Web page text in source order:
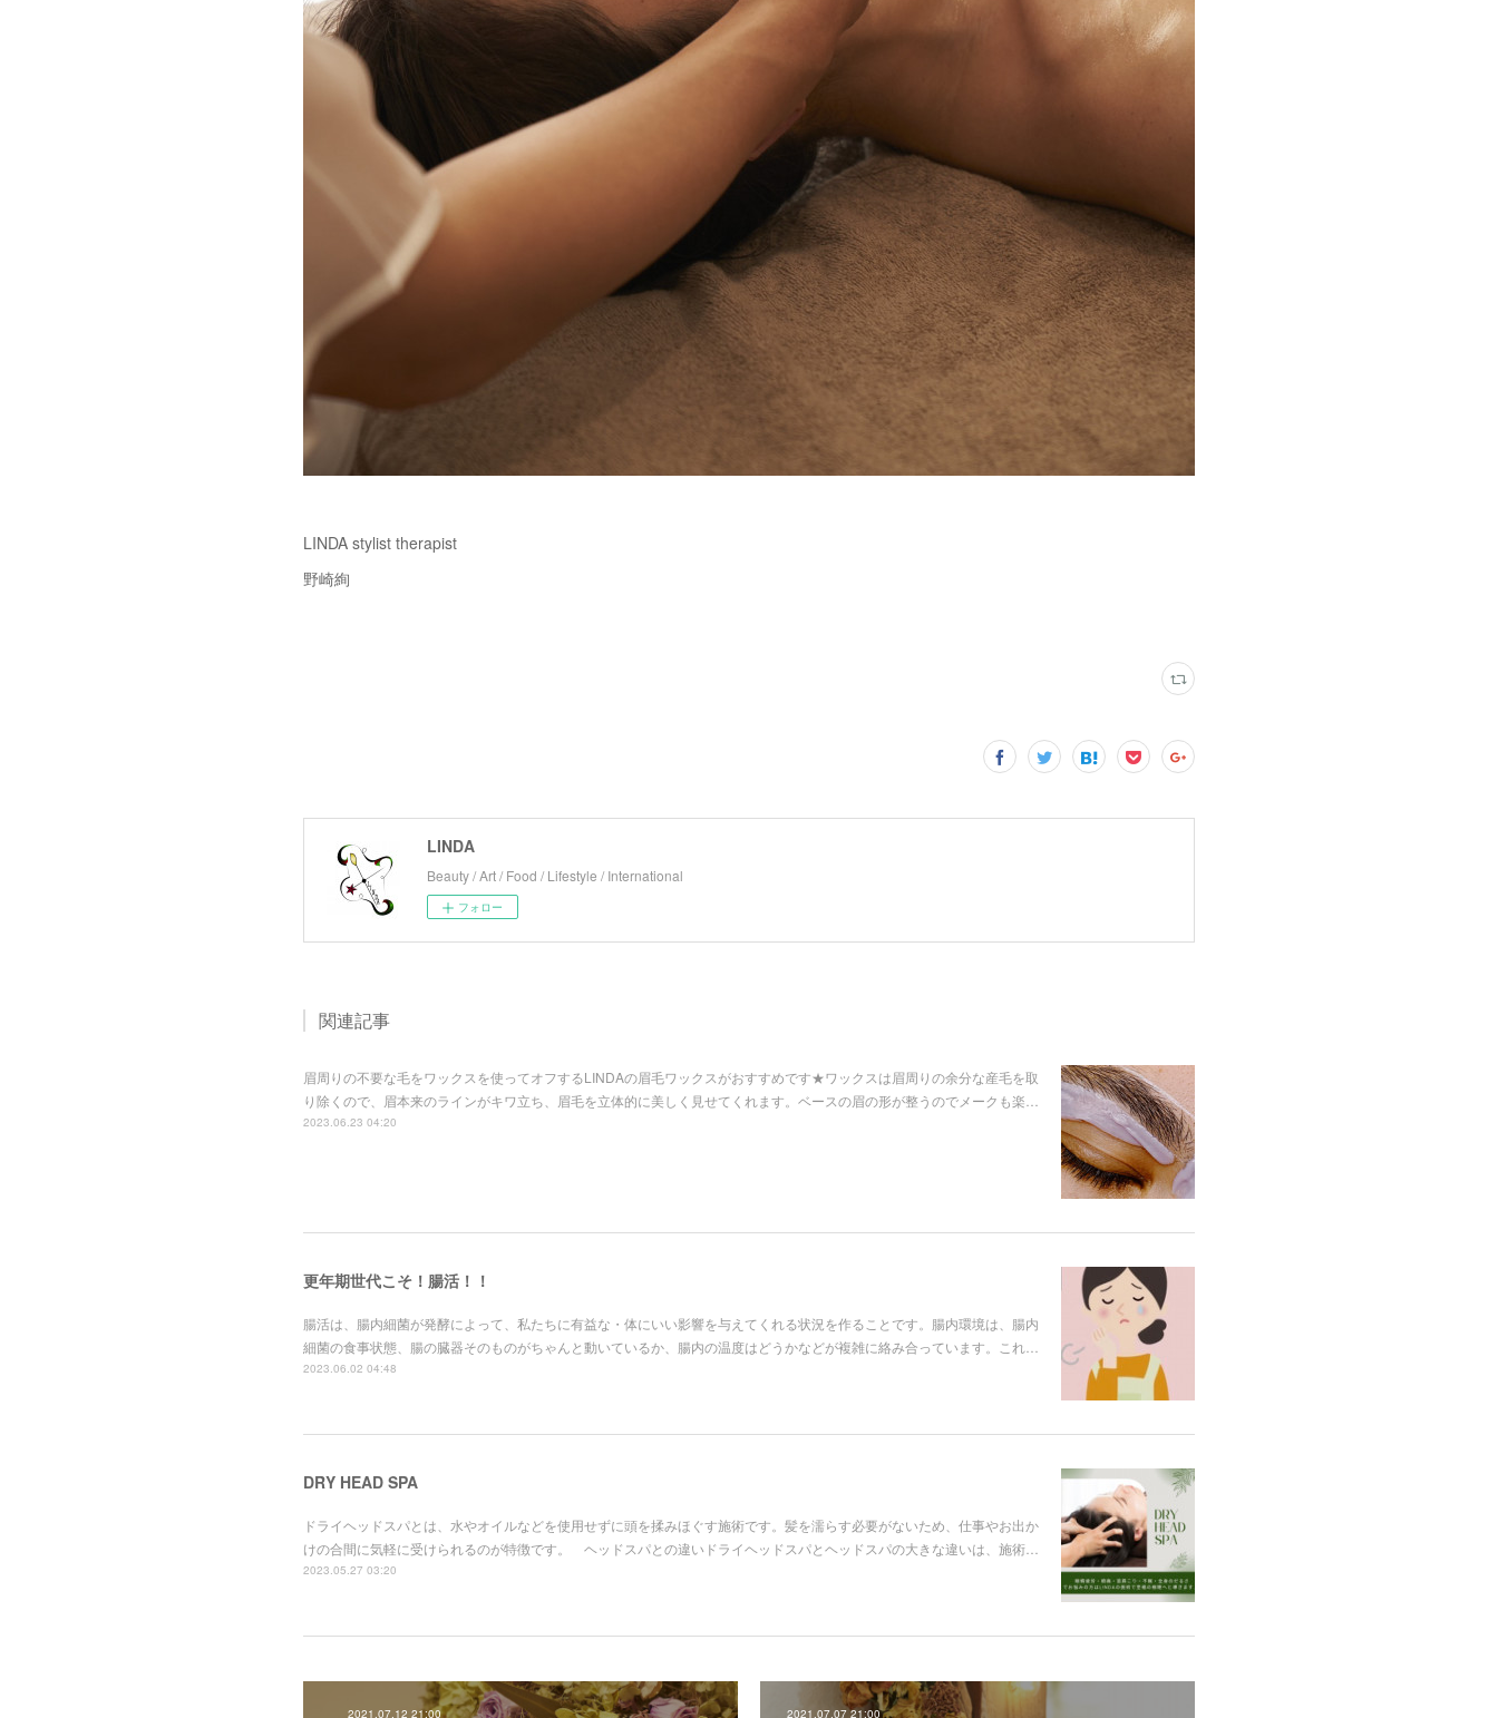
LINDA stylist therapist
野崎絢
LINDA
Beauty / Art / Food / Lifestyle / International
フォロー
関連記事
眉周りの不要な毛をワックスを使ってオフするLINDAの眉毛ワックスがおすすめです★ワックスは眉周りの余分な産毛を取
り除くので、眉本来のラインがキワ立ち、眉毛を立体的に美しく見せてくれます。ベースの眉の形が整うのでメークも楽…
2023.06.23 04:20
更年期世代こそ！腸活！！
腸活は、腸内細菌が発酵によって、私たちに有益な・体にいい影響を与えてくれる状況を作ることです。腸内環境は、腸内
細菌の食事状態、腸の臓器そのものがちゃんと動いているか、腸内の温度はどうかなどが複雑に絡み合っています。これ…
2023.06.02 04:48
DRY HEAD SPA
ドライヘッドスパとは、水やオイルなどを使用せずに頭を揉みほぐす施術です。髪を濡らす必要がないため、仕事やお出か
けの合間に気軽に受けられるのが特徴です。 ヘッドスパとの違いドライヘッドスパとヘッドスパの大きな違いは、施術…
2023.05.27 03:20
2021.07.12 21:00 2021.07.07 21:00